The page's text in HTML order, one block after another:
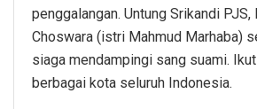
penggalangan. Untung Srikandi PJS,
Choswara (istri Mahmud Marhaba)
siaga mendampingi sang suami. Ikut
berbagai kota seluruh Indonesia.